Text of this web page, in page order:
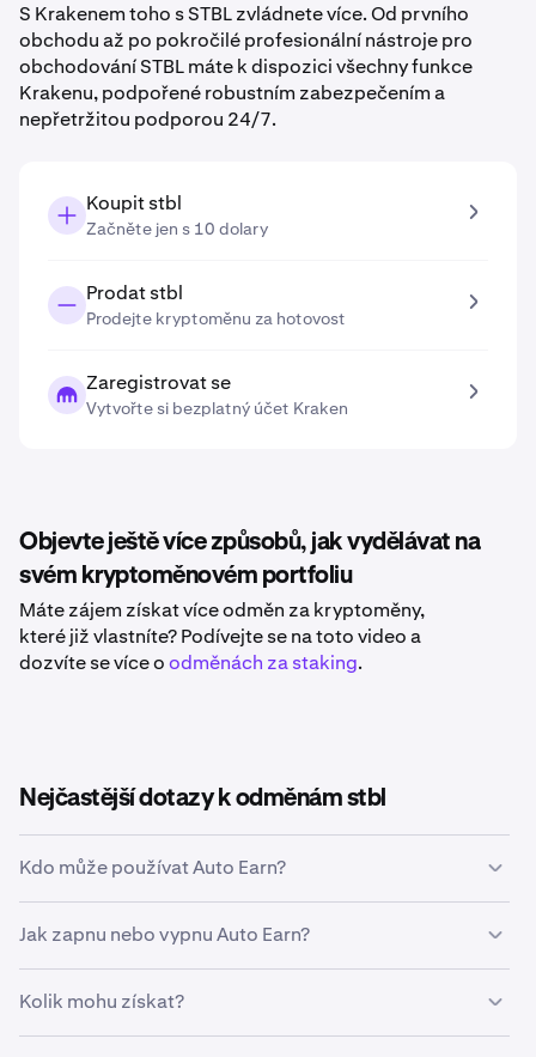
S Krakenem toho s STBL zvládnete více. Od prvního
obchodu až po pokročilé profesionální nástroje pro
obchodování STBL máte k dispozici všechny funkce
Krakenu, podpořené robustním zabezpečením a
nepřetržitou podporou 24/7.
Koupit stbl
Začněte jen s 10 dolary
Prodat stbl
Prodejte kryptoměnu za hotovost
Zaregistrovat se
Vytvořte si bezplatný účet Kraken
Objevte ještě více způsobů, jak vydělávat na
svém kryptoměnovém portfoliu
Máte zájem získat více odměn za kryptoměny,
které již vlastníte? Podívejte se na toto video a
dozvíte se více oodměnách za staking.
Nejčastější dotazy k odměnám stbl
Kdo může používat Auto Earn?
vlastníte způsobilá aktiva, můžete začít používat Auto
Earn. Vaše výdělky se začnou na vašem účtu hromadit
následující den.
Jak zapnu nebo vypnu Auto Earn?
na stránku zůstatku účtu a zkontrolujte celkové odměny.
Odtud můžete Auto Earn kdykoli zapnout nebo vypnout.
Kolik mohu získat?